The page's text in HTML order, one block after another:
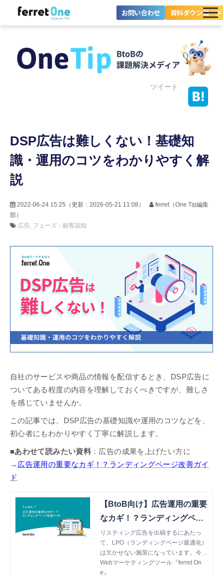
お問い合わせ 資料ダウンロード
ツール・機能一覧
料金プラン
セミナー
ツイート
DSP広告は難しくない！基礎知
識・運用のコツをわかりやすく解
説
2022-06-24 15:25 （更新： 2026-05-21 11:08 ）
ferret（One Tip編集
部）
広告 フェーズ：顧客認知
自社のサービスや商品の情報を配信するとき、DSP広告に
ついてある程度の内容を理解しておくべきですが、難しさ
を感じていませんか。
この記事では、DSP広告の基礎知識や運用のコツなどを、
初心者にもわかりやすく丁寧に解説します。
■あわせて読みたい資料 ：広告の成果を上げたい方に
→ 広告運用の重要なカギ！？ランディングページ改善ガイ
ド
【BtoB向け】広告運用の重要
なカギ！？ランディングペー
ジ改善ガイド
リスティング広告を出稿するにあたっ
て、LPO（ランディングページ最適化）
は欠かせない施策になっています。今回
ご紹介する資料は、ランディングページ
を作成・改善するにあたって必要な基本
Webマーケティングツール『ferret On
e』